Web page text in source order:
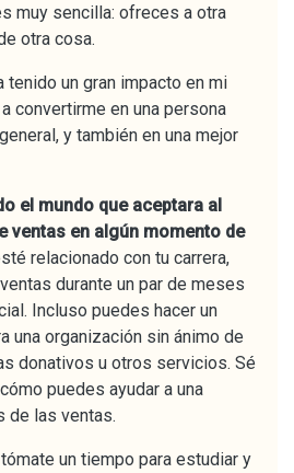
muy sencilla: ofreces a otra
otra cosa.
tenido un gran impacto en mi
convertirme en una persona
y también en una mejor
el mundo que aceptara al
ventas en algún momento de
relacionado con tu carrera,
durante un par de meses
Incluso puedes hacer un
una organización sin ánimo de
donativos u otros servicios. Sé
puedes ayudar a una
de las ventas.
un tiempo para estudiar y